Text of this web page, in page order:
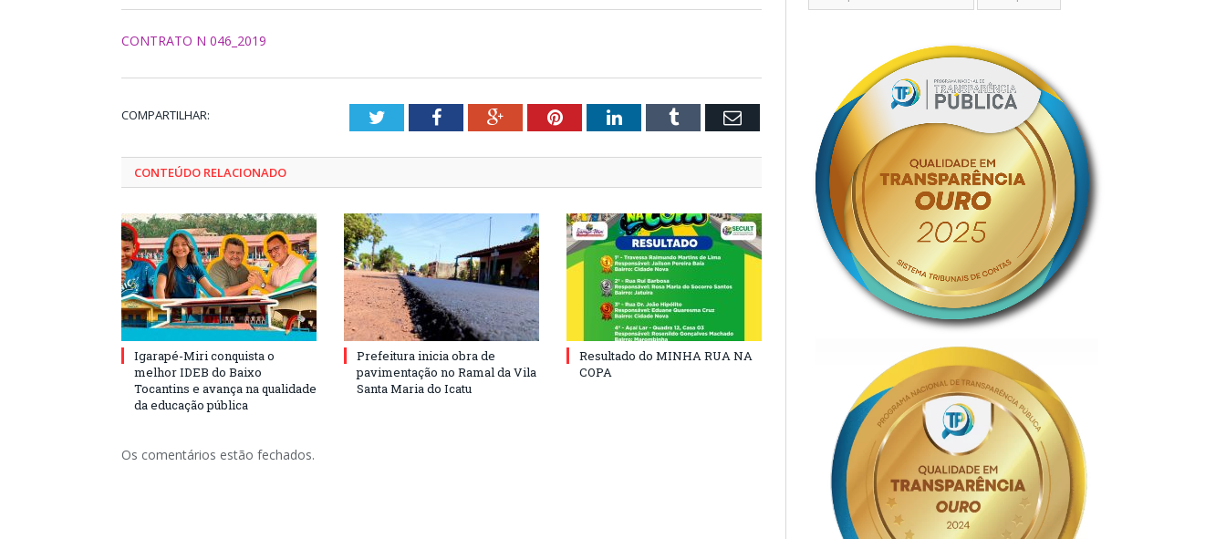
CONTRATO N 046_2019
COMPARTILHAR: TwitterFacebookGoogle+PinterestLinkedInTumblr Email
CONTEÚDO RELACIONADO
Igarapé-Miri conquista o
melhor IDEB do Baixo
Tocantins e avança na qualidade
da educação pública
Prefeitura inicia obra de
pavimentação no Ramal da Vila
Santa Maria do Icatu
Resultado do MINHA RUA NA
COPA
Os comentários estão fechados.